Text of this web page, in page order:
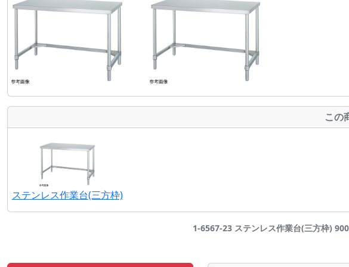
この
ステンレス作業台(三方枠)
1-6567-23 ステンレス作業台(三方枠)